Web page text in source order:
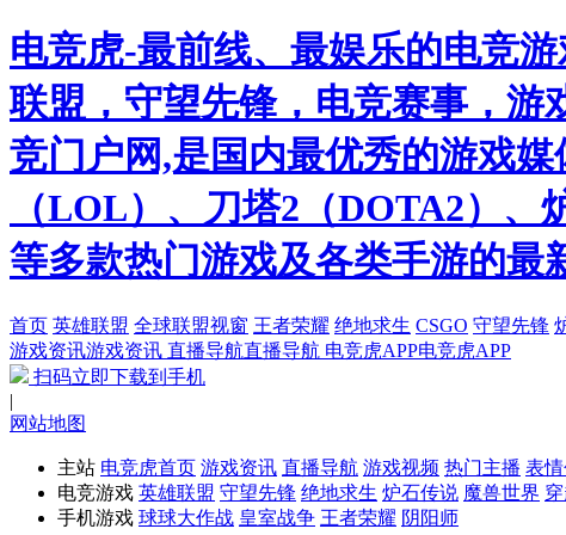
电竞虎-最前线、最娱乐的电竞
联盟，守望先锋，电竞赛事，游
竞门户网,是国内最优秀的游戏
（LOL）、刀塔2（DOTA2）
等多款热门游戏及各类手游的最
首页 英雄联盟 全球联盟视窗 王者荣耀 绝地求生 CSGO 守望先锋
游戏资讯游戏资讯 直播导航直播导航 电竞虎APP电竞虎APP
扫码立即下载到手机
|
网站地图
主站 电竞虎首页 游戏资讯 直播导航 游戏视频 热门主播 表
电竞游戏 英雄联盟 守望先锋 绝地求生 炉石传说 魔兽世界
手机游戏 球球大作战 皇室战争 王者荣耀 阴阳师